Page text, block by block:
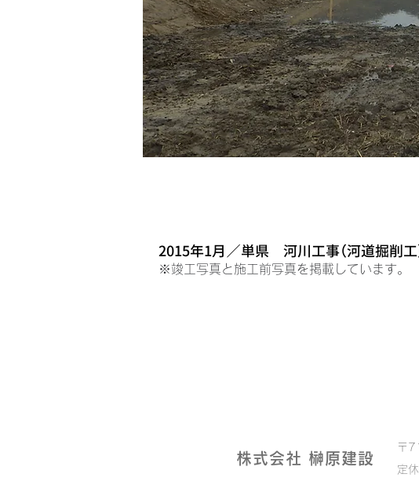
2015年1月／単県 河川工事（河道掘削工
※竣工写真と施工前写真を掲載しています。
株式会社 榊原建設
〒
定